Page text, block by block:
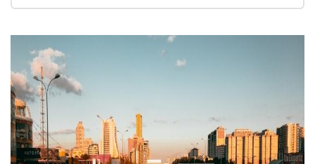
Adana
Antalya
Ankara
Muğla